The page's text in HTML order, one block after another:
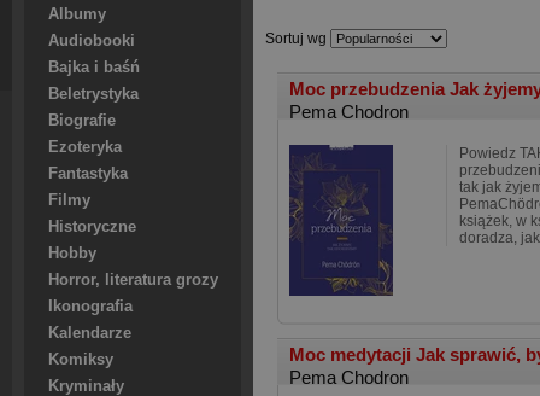
Albumy
Audiobooki
Bajka i baśń
Beletrystyka
Biografie
Ezoteryka
Fantastyka
Filmy
Historyczne
Hobby
Horror, literatura grozy
Ikonografia
Kalendarze
Komiksy
Kryminały
Sortuj wg
Moc przebudzenia Jak
Pema Chodron
Powiedz
tak jak
książek, w
doradza,
Moc medytacji Jak sprawić,
Pema Chodron